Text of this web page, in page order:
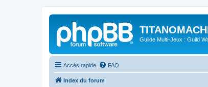
Guilde Multi-Jeux : Guild
Accès rapide FAQ
Index du forum